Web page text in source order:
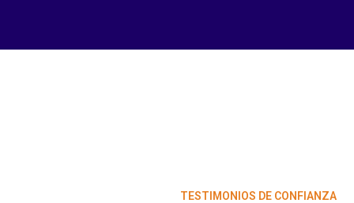
TESTIMONIOS DE CONFIANZA